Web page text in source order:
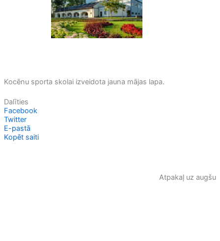
Kocēnu sporta skolai izveidota jauna mājas lapa.
Dalīties
Facebook
Twitter
E-pastā
Kopēt saiti
Atpakaļ uz augšu